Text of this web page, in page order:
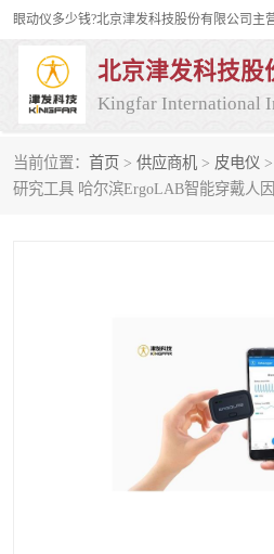
北京津发科技股
Kingfar International
当前位置： 首页 > 供应商机 > 皮电仪
研究工具 哈尔滨ErgoLAB智能穿戴人
皮电仪
行为观察与表情分析
神经营销与消费行为实验